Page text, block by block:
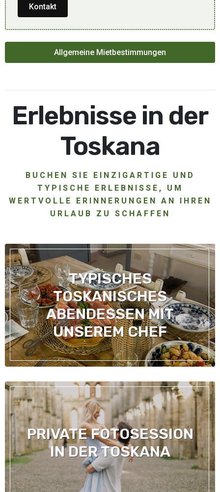
Kontakt
Allgemeine Mietbestimmungen
Erlebnisse in der
Toskana
BUCHEN SIE EINZIGARTIGE UND
TYPISCHE ERLEBNISSE, UM
WERTVOLLE ERINNERUNGEN AN IHREN
URLAUB ZU SCHAFFEN
TYPISCHES
TOSKANISCHES
ABENDESSEN MIT
UNSEREM CHEF
PRIVATE FOTOSESSION
IN DER TOSKANA